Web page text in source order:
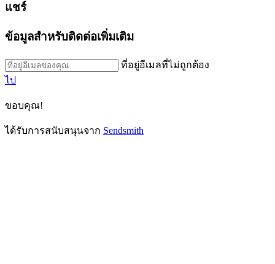
แชร์
ข้อมูลสำหรับติดต่อเพิ่มเติม
ที่อยู่อีเมลที่ไม่ถูกต้อง
ไป
ขอบคุณ!
ได้รับการสนับสนุนจาก Sendsmith